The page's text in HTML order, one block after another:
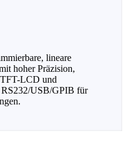
lineare
hoher Präzision,
TFT-LCD und
RS232/USB/GPIB für